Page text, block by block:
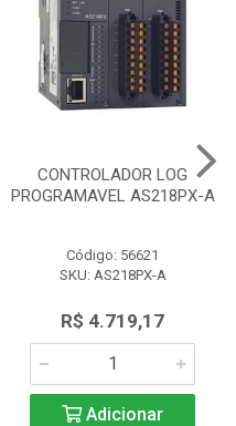
CONTROLADOR LOG
PROGRAMAVEL AS218PX-A
Código: 56621
SKU: AS218PX-A
R$ 4.719,17
Adicionar